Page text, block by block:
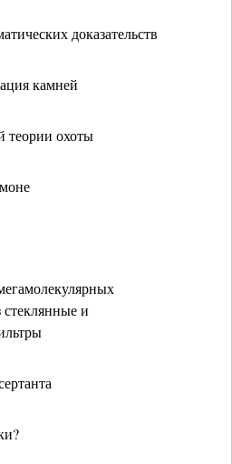
доказательств
камней
теории охоты
стеклянные и